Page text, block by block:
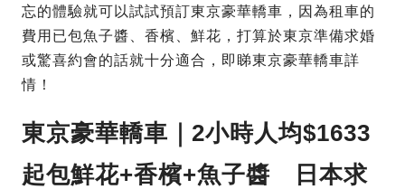
忘的體驗就可以試試預訂東京豪華轎車，因為租車的
費用已包魚子醬、香檳、鮮花，打算於東京準備求婚
或驚喜約會的話就十分適合，即睇東京豪華轎車詳
情！
東京豪華轎車｜2小時人均$1633
起包鮮花+香檳+魚子醬 日本求